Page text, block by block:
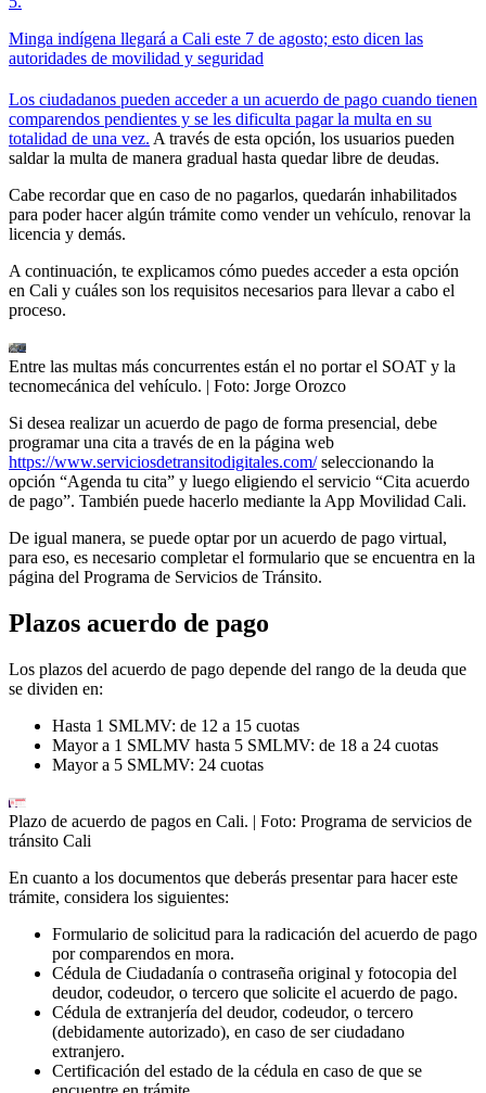
Minga indígena llegará a Cali este 7 de agosto; esto dicen las
autoridades de movilidad y seguridad
Los ciudadanos pueden acceder a un acuerdo de pago cuando tienen
comparendos pendientes y se les dificulta pagar la multa en su
totalidad de una vez. A través de esta opción, los usuarios pueden
saldar la multa de manera gradual hasta quedar libre de deudas.
Cabe recordar que en caso de no pagarlos, quedarán inhabilitados
para poder hacer algún trámite como vender un vehículo, renovar la
licencia y demás.
A continuación, te explicamos cómo puedes acceder a esta opción
en Cali y cuáles son los requisitos necesarios para llevar a cabo el
proceso.
Entre las multas más concurrentes están el no portar el SOAT y la
tecnomecánica del vehículo. | Foto: Jorge Orozco
Si desea realizar un acuerdo de pago de forma presencial, debe
programar una cita a través de en la página web
https://www.serviciosdetransitodigitales.com/seleccionando la
opción “Agenda tu cita” y luego eligiendo el servicio “Cita acuerdo
de pago”. También puede hacerlo mediante la App Movilidad Cali.
De igual manera, se puede optar por un acuerdo de pago virtual,
para eso, es necesario completar el formulario que se encuentra en la
página del Programa de Servicios de Tránsito.
Plazos acuerdo de pago
Los plazos del acuerdo de pago depende del rango de la deuda que
se dividen en:
Hasta 1 SMLMV: de 12 a 15 cuotas
Mayor a 1 SMLMV hasta 5 SMLMV: de 18 a 24 cuotas
Mayor a 5 SMLMV: 24 cuotas
Plazo de acuerdo de pagos en Cali. | Foto: Programa de servicios de
tránsito Cali
En cuanto a los documentos que deberás presentar para hacer este
trámite, considera los siguientes:
Formulario de solicitud para la radicación del acuerdo de pago
por comparendos en mora.
Cédula de Ciudadanía o contraseña original y fotocopia del
deudor, codeudor, o tercero que solicite el acuerdo de pago.
Cédula de extranjería del deudor, codeudor, o tercero
(debidamente autorizado), en caso de ser ciudadano
extranjero.
Certificación del estado de la cédula en caso de que se